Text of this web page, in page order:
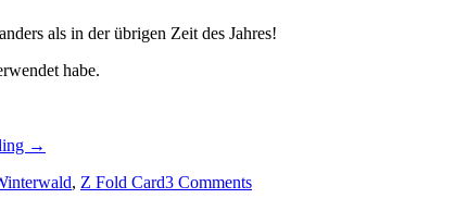
als in der übrigen Zeit des Jahres!
habe.
„Stempelreise
–
→
, Z Fold Card3 Comments